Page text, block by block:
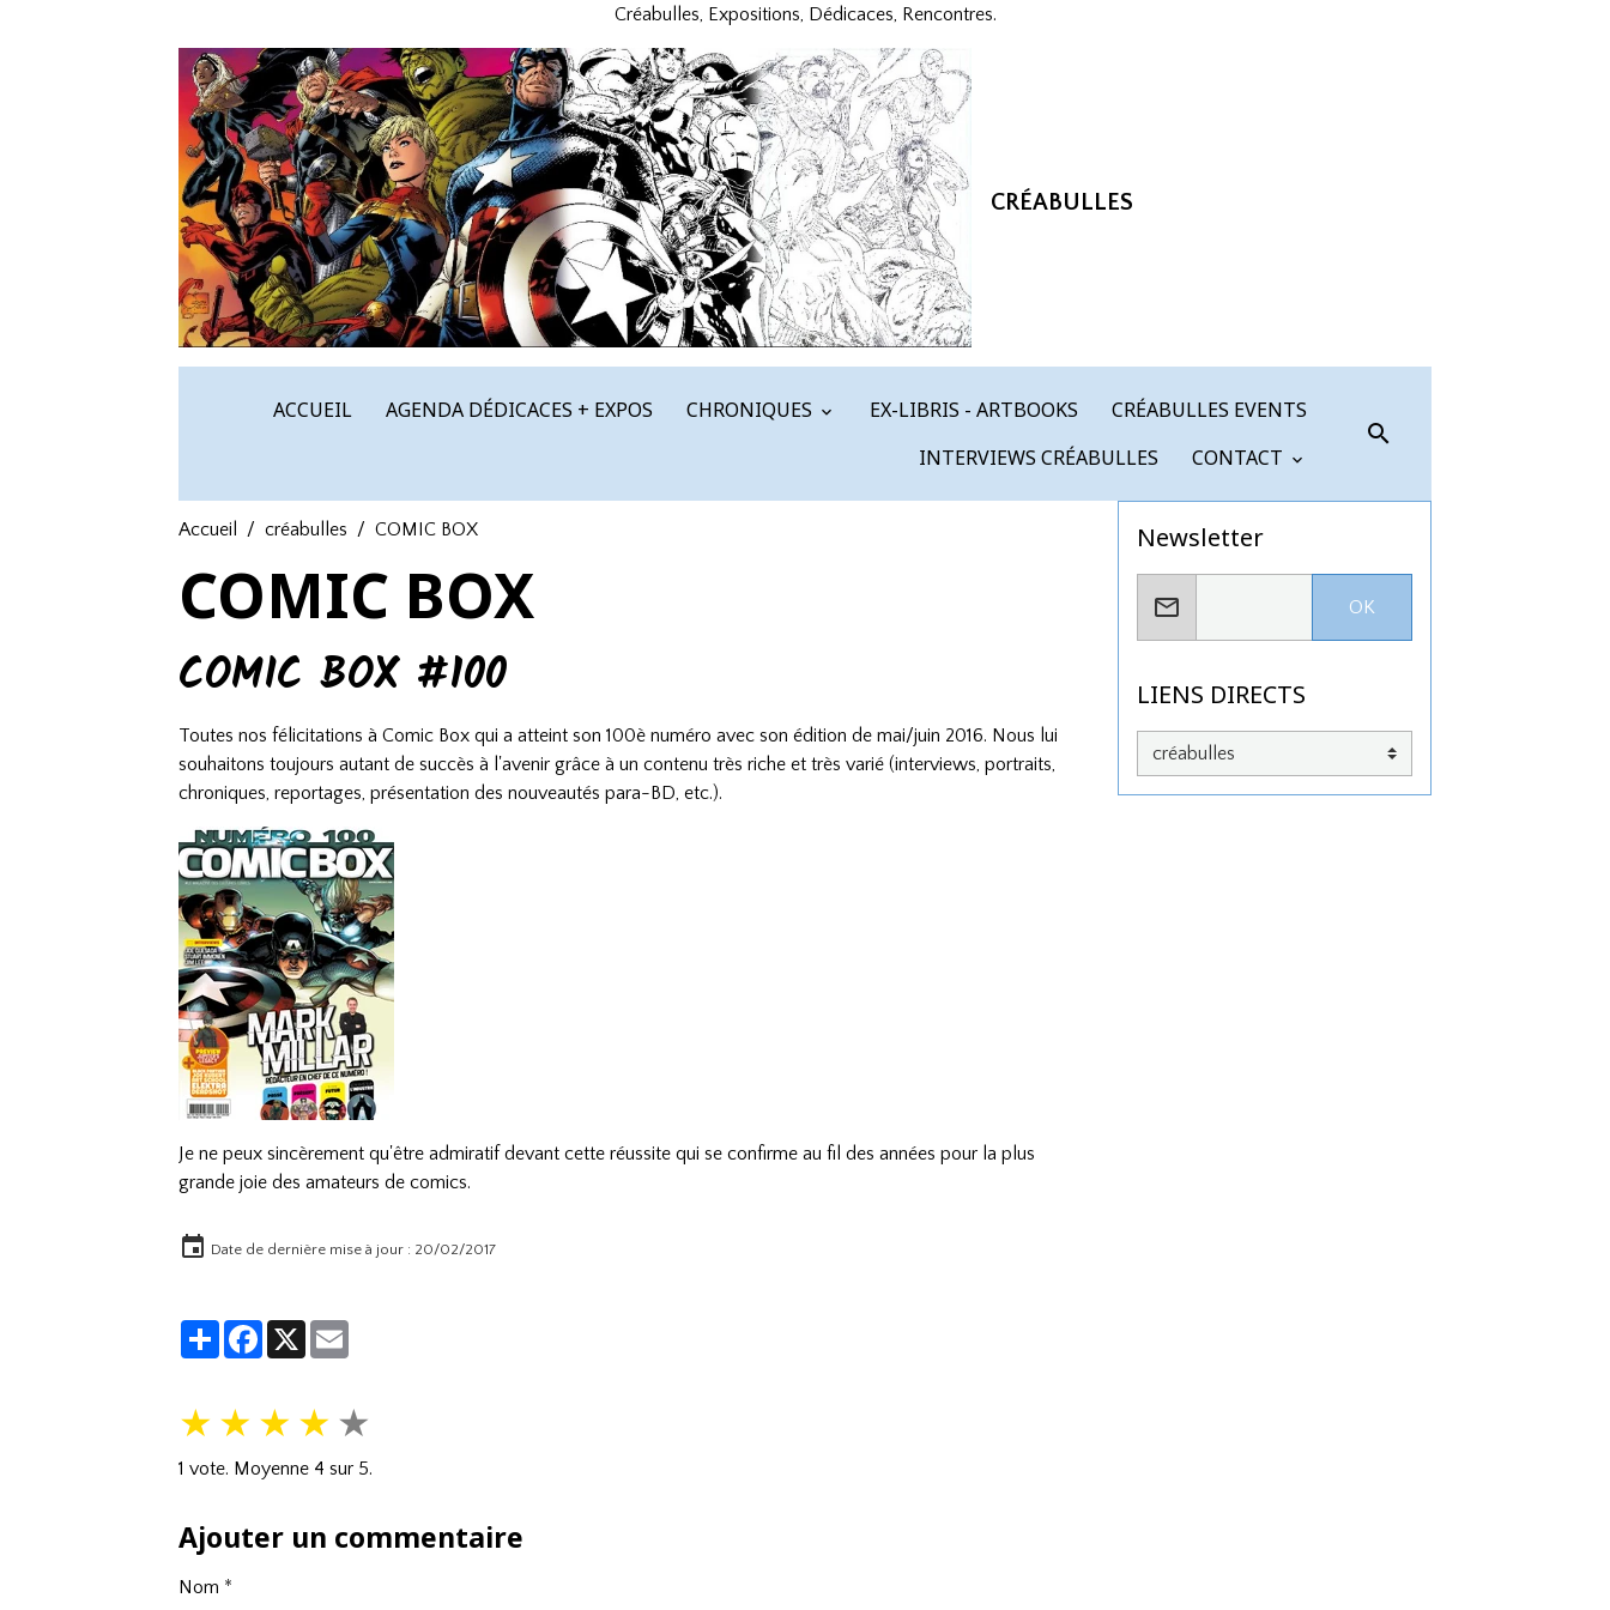
Créabulles, Expositions, Dédicaces, Rencontres.
CRÉABULLES
ACCUEIL AGENDA DÉDICACES + EXPOS CHRONIQUES EX-LIBRIS - ARTBOOKS
CRÉABULLES EVENTS
INTERVIEWS CRÉABULLES
CONTACT
Accueil créabulles COMIC BOX
COMIC BOX
COMIC BOX #100
Toutes nos félicitations à Comic Box qui a atteint son 100è numéro avec son édition de mai/juin 2016. Nous lui
souhaitons toujours autant de succès à l'avenir grâce à un contenu très riche et très varié (interviews, portraits,
chroniques, reportages, présentation des nouveautés para-BD, etc.).
Je ne peux sincèrement qu'être admiratif devant cette réussite qui se confirme au fil des années pour la plus
grande joie des amateurs de comics.
Date de dernière mise à jour : 20/02/2017
PartagerFacebook
X
★ ★ ★ ★ ★
1 vote. Moyenne 4 sur 5.
Ajouter un commentaire
Nom
Newsletter
OK
LIENS DIRECTS